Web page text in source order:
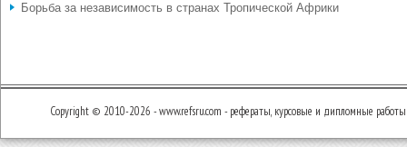
Борьба за независимость в странах Тропической Африки
Copyright © 2010-2026 - www.refsru.com - рефераты, курсовые и дипломные работы